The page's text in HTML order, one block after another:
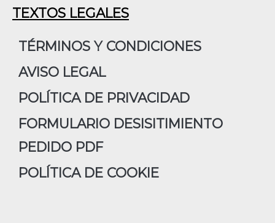
e
b
o
k
g
m
d
TEXTOS LEGALES
TÉRMINOS Y CONDICIONES
AVISO LEGAL
POLÍTICA DE PRIVACIDAD
FORMULARIO DESISITIMIENTO
PEDIDO PDF
POLÍTICA DE COOKIE